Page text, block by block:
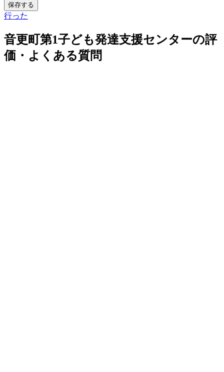
保存する
行った
音更町第1子ども発達支援センターの評
価・よくある質問